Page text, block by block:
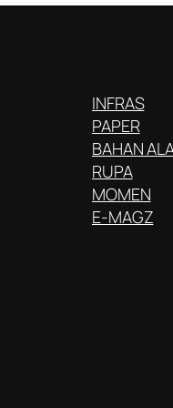
INFRAS
PAPER
BAHAN
RUPA
MOMEN
E-MAGZ